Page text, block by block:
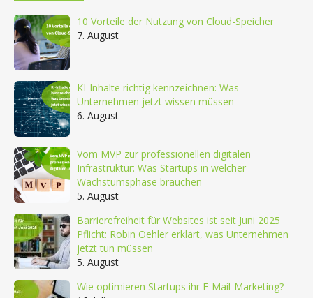
10 Vorteile der Nutzung von Cloud-Speicher
7. August
KI-Inhalte richtig kennzeichnen: Was
Unternehmen jetzt wissen müssen
6. August
Vom MVP zur professionellen digitalen
Infrastruktur: Was Startups in welcher
Wachstumsphase brauchen
5. August
Barrierefreiheit für Websites ist seit Juni 2025
Pflicht: Robin Oehler erklärt, was Unternehmen
jetzt tun müssen
5. August
Wie optimieren Startups ihr E-Mail-Marketing?